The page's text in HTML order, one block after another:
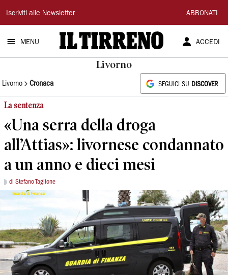
Il
Tirreno
Iscriviti alle Newsletter ABBONATI
MENU ACCEDI
Livorno
Livorno Cronaca SEGUICI SU DISCOVER
La sentenza
«Una serra della droga
all’Attias»: livornese condannato
a un anno e dieci mesi
di Stefano Taglione